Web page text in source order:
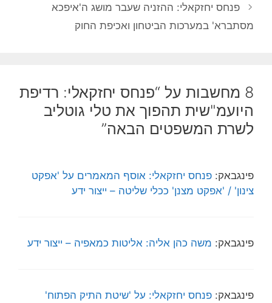
פנחס יחזקאלי: ההזניה שעבר מושג ה'איפכא
מסתברא' במערכות הביטחון ואכיפת החוק
8 מחשבות על “פנחס יחזקאלי: רדיפת
היועמ"שית תהפוך את טלי גוטליב
לשרת המשפטים הבאה”
פינגבאק: פנחס יחזקאלי: אוסף המאמרים על 'אפקט
צינון' / 'אפקט מצנן' ככלי שליטה – ייצור ידע
פינגבאק: משה כהן אליה: אליטות כמאפיה – ייצור ידע
פינגבאק: פנחס יחזקאלי: על 'שיטת התיק הפתוח'